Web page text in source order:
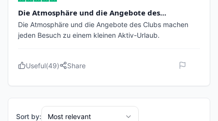
Die Atmosphäre und die Angebote des…
Die Atmosphäre und die Angebote des Clubs machen
jeden Besuch zu einem kleinen Aktiv-Urlaub.
Useful(49) Share
Sort by: Most relevant